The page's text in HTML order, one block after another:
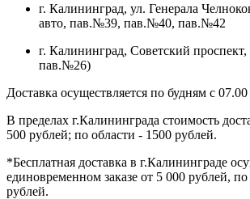
г. Калининград, ул. Генерала
авто, пав.№39, пав.№40, пав.№42
г. Калининград, Советский
пав.№26)
Доставка осуществляется по будням с
В пределах г.Калининграда стоимость
500 рублей; по области - 1500 рублей.
*Бесплатная доставка в г.Калининграде
единовременном заказе от 5 000 рублей,
рублей.